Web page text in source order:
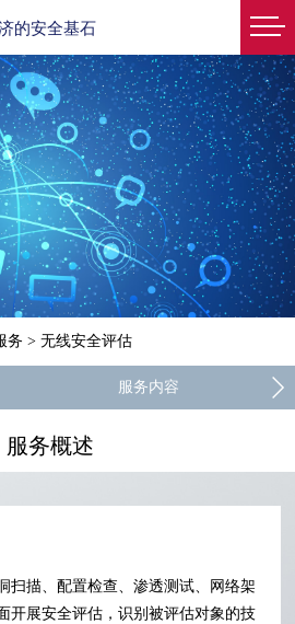
的安全基石
务 >无线安全评估
服务内容
服务概述
扫描、配置检查、渗透测试、网络架
开展安全评估，识别被评估对象的技